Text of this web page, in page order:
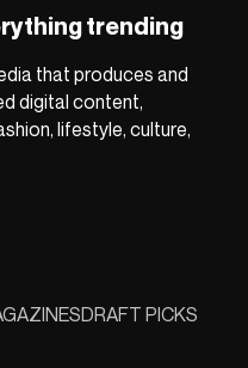
trending
that produces and
digital content,
lifestyle, culture,
DRAFT PICKS